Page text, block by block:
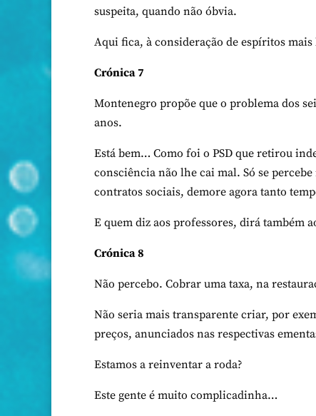
suspeita, quando não óbvia.
Aqui fica, à consideração de espíritos
Crónica 7
Montenegro propõe que o problema dos
anos.
Está bem… Como foi o PSD que retirou
consciência não lhe cai mal. Só se
contratos sociais, demore agora tanto
E quem diz aos professores, dirá também
Crónica 8
Não percebo. Cobrar uma taxa, na
Não seria mais transparente criar, por
preços, anunciados nas respectivas
Estamos a reinventar a roda?
Este gente é muito complicadinha…